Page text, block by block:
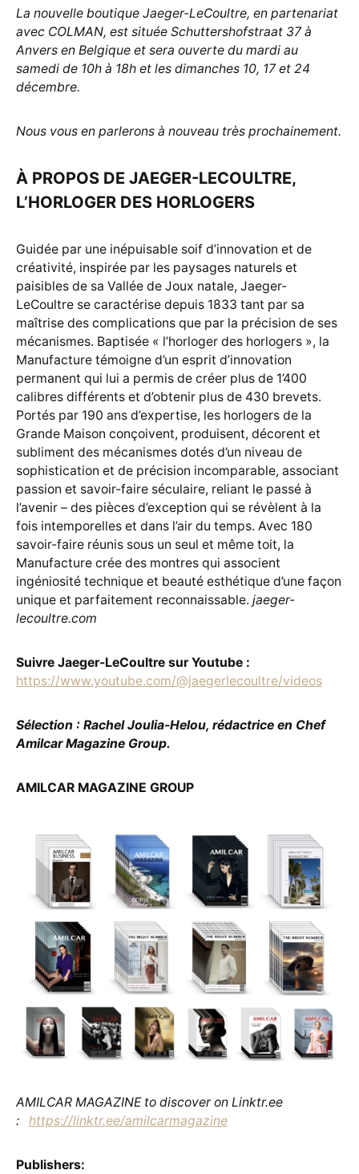
La nouvelle boutique Jaeger-LeCoultre, en partenariat
avec COLMAN, est située Schuttershofstraat 37à
Anvers en Belgique et sera ouverte du mardi au
samedi de 10h à 18h et les dimanches 10, 17 et 24
décembre.
Nous vous en parlerons à nouveau très prochainement.
À PROPOS DE JAEGER-LECOULTRE,
L’HORLOGER DES HORLOGERS
Guidée par une inépuisable soif d’innovation et de
créativité, inspirée par les paysages naturels et
paisibles de sa Vallée de Joux natale, Jaeger-
LeCoultre se caractérise depuis 1833 tant par sa
maîtrise des complications que par la précision de ses
mécanismes. Baptisée « l’horloger des horlogers », la
Manufacture témoigne d’un esprit d’innovation
permanent qui lui a permis de créer plus de 1’400
calibres différents et d’obtenir plus de 430 brevets.
Portés par 190 ans d’expertise, les horlogers de la
Grande Maison conçoivent, produisent, décorent et
subliment des mécanismes dotés d’un niveau de
sophistication et de précision incomparable, associant
passion et savoir-faire séculaire, reliant le passé à
l’avenir – des pièces d’exception qui se révèlent à la
fois intemporelles et dans l’air du temps. Avec 180
savoir-faire réunis sous un seul et même toit, la
Manufacture crée des montres qui associent
ingéniosité technique et beauté esthétique d’une façon
unique et parfaitement reconnaissable. jaeger-
lecoultre.com
Suivre Jaeger-LeCoultre sur Youtube :
https://www.youtube.com/@jaegerlecoultre/videos
Sélection : Rachel Joulia-Helou, rédactrice en Chef
Amilcar Magazine Group.
AMILCAR MAGAZINE GROUP
AMILCAR MAGAZINE to discover on Linktr.ee
: https://linktr.ee/amilcarmagazine
Publishers: